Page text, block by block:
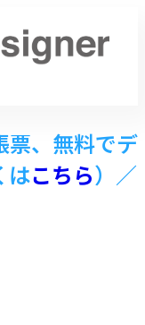
票、無料でデ
はこちら）／